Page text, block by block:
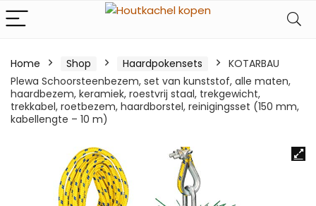
Home Shop Haardpokensets
KOTARBAU
Plewa Schoorsteenbezem, set van kunststof, alle maten,
haardbezem, keramiek, roestvrij staal, trekgewicht,
trekkabel, roetbezem, haardborstel, reinigingsset (150 mm,
kabellengte – 10 m)